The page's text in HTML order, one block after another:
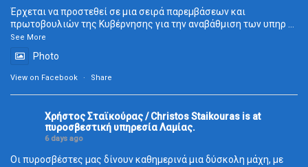
Έρχεται να προστεθεί σε μια σειρά παρεμβάσεων και
πρωτοβουλιών της Κυβέρνησης για την αναβάθμιση των υπηρ ...
See More
Photo
View on Facebook · Share
Χρήστος Σταϊκούρας / Christos Staikouras is at
πυροσβεστική υπηρεσία Λαμίας.
6 days ago
Οι πυροσβέστες μας δίνουν καθημερινά μια δύσκολη μάχη, με